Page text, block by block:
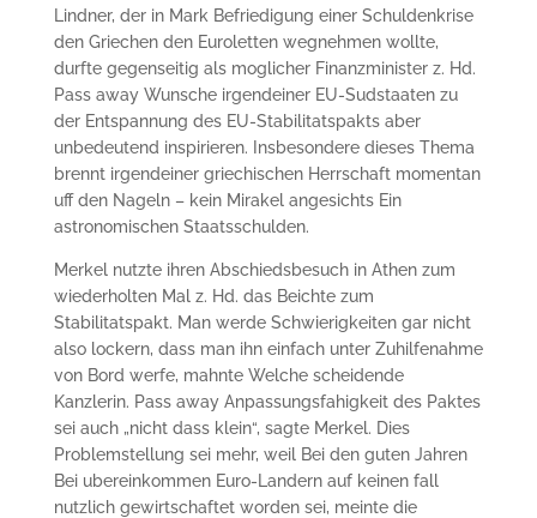
Lindner, der in Mark Befriedigung einer Schuldenkrise
den Griechen den Euroletten wegnehmen wollte,
durfte gegenseitig als moglicher Finanzminister z. Hd.
Pass away Wunsche irgendeiner EU-Sudstaaten zu
der Entspannung des EU-Stabilitatspakts aber
unbedeutend inspirieren. Insbesondere dieses Thema
brennt irgendeiner griechischen Herrschaft momentan
uff den Nageln – kein Mirakel angesichts Ein
astronomischen Staatsschulden.
Merkel nutzte ihren Abschiedsbesuch in Athen zum
wiederholten Mal z. Hd. das Beichte zum
Stabilitatspakt. Man werde Schwierigkeiten gar nicht
also lockern, dass man ihn einfach unter Zuhilfenahme
von Bord werfe, mahnte Welche scheidende
Kanzlerin. Pass away Anpassungsfahigkeit des Paktes
sei auch „nicht dass klein“, sagte Merkel. Dies
Problemstellung sei mehr, weil Bei den guten Jahren
Bei ubereinkommen Euro-Landern auf keinen fall
nutzlich gewirtschaftet worden sei, meinte die